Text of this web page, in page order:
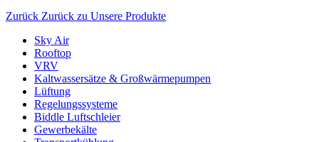
Zurück Zurück zu Unsere Produkte
Sky Air
Rooftop
VRV
Kaltwassersätze & Großwärmepumpen
Lüftung
Regelungssysteme
Biddle Luftschleier
Gewerbekälte